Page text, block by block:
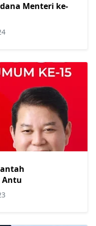
Menteri ke-
Antu